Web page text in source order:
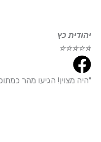
כץ
☆
☆
☆
מצוין! הגיעו מהר כמתוכנן" "